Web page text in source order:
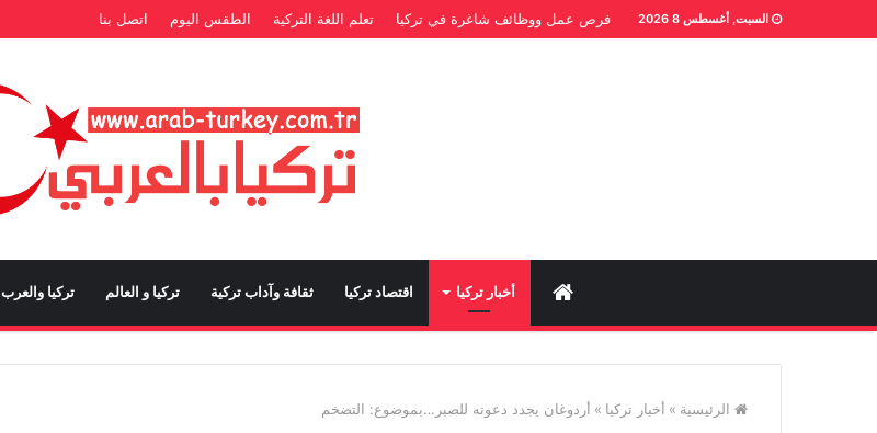
السبت, أغسطس 8 2026 فرص عمل ووظائف شاغرة في تركيا تعلم اللغة التركية الطقس اليوم اتصل بنا
Home أخبار تركيا اقتصاد تركيا ثقافة وآداب تركية تركيا و العالم تركيا والعرب
الرئيسية » أخبار تركيا » أردوغان يجدد دعوته للصبر…بموضوع: التضخم